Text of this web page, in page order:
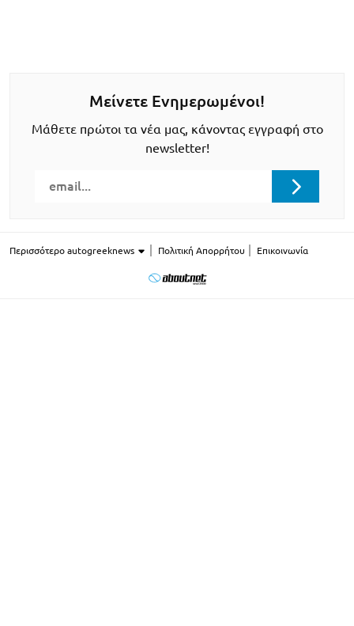
Μείνετε Ενημερωμένοι!
Μάθετε πρώτοι τα νέα μας, κάνοντας εγγραφή στο
newsletter!
Περισσότερο autogreeknews Πολιτική Απορρήτου Επικοινωνία